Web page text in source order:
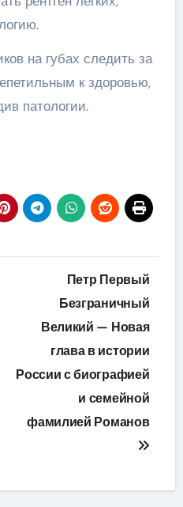
на губах следить за
к здоровью,
патологии.
Петр Первый
Безграничный
Великий — Новая
глава в истории
России с биографией
и семейной
фамилией Романов